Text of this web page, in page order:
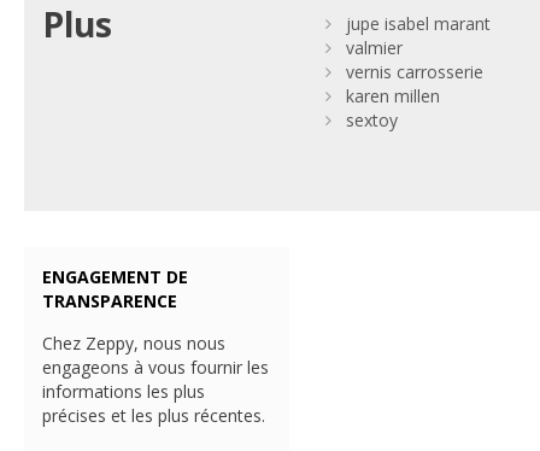
Plus
jupe isabel marant
valmier
vernis carrosserie
karen millen
sextoy
ENGAGEMENT DE
TRANSPARENCE
Chez Zeppy, nous nous
engageons à vous fournir les
informations les plus
précises et les plus récentes.